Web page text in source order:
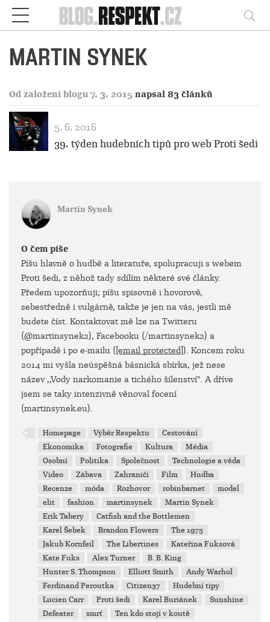
Respekt
MARTIN SYNEK
Od založení blogu 7. 3. 2015 napsal 83 článků
5. 6. 2016
39. týden hudebních tipů pro web Proti šedi
Martin Synek
O čem píše
Píšu hlavně o hudbě a literatuře, spolupracuji s webem
Proti šedi, z něhož tady sdílím některé své články.
Předem upozorňuji; píšu spisovně i hovorově,
sebestředně i vulgárně, takže je jen na vás, jestli mě
budete číst. Kontaktovat mě lze na Twitteru
(@martinsynek2), Facebooku (/martinsynek2) a
popřípadě i po e-mailu ([email protected]). Koncem roku
2014 mi vyšla neúspěšná básnická sbírka, jež nese
název ,,Vody narkomanie a tichého šílenství". A dříve
jsem se taky intenzivně věnoval focení
(martinsynek.eu).
Homepage Výběr Respektu
Cestování
Ekonomika
Fotografie Kultura
Média
Osobní
Politika Společnost
Technologie a věda
Video
Zábava Zahraničí Film
Hudba
Recenze
móda Rozhovor robinbarnet
model
elit
fashion martinsynek
Martin Synek
Erik Tabery
Catfish and the Bottlemen
Karel Šebek
Brandon Flowers
The 1975
Jakub Kornfeil
The Libertines
Kateřina Fuksová
Kate Fuks
Alex Turner
B. B. King
Hunter S. Thompson
Elliott Smith
Andy Warhol
Ferdinand Peroutka
Citizen37
Hudební tipy
Lucien Carr
Proti šedi Karel Buriánek
Sunshine
Defeater
smrť
Ten kdo stojí v koutě